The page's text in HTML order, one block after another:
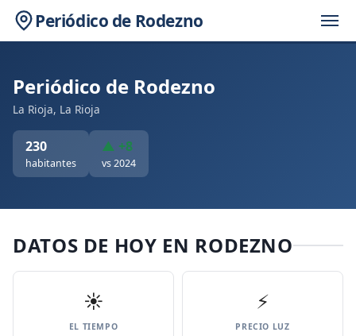
Periódico de Rodezno
Periódico de Rodezno
La Rioja, La Rioja
230
habitantes
▲ +8
vs 2024
DATOS DE HOY EN RODEZNO
☀️
EL TIEMPO
⚡
PRECIO LUZ